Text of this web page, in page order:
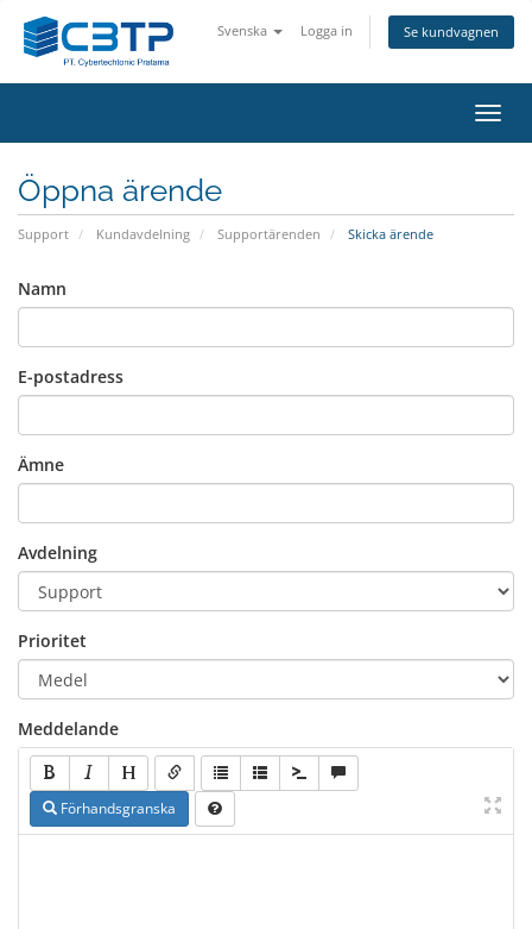
Svenska Logga in Se kundvagnen
Växla
Öppna ärende
Support Kundavdelning Supportärenden Skicka ärende
Namn
E-postadress
Ämne
Avdelning
Prioritet
Meddelande
Förhandsgranska